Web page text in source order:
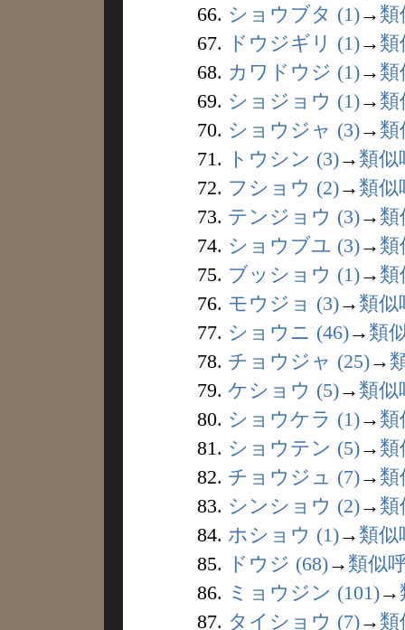
66. ショウブタ (1)→ 類
67.
ドウジギリ (1)→ 類
68. カワドウジ (1)→ 類
69. ショジョウ (1)→ 類
70. ショウジャ (3)→ 類
71.
トウシン (3)→ 類似
72. フショウ (2)→ 類似
73. テンジョウ (3)→ 類
74. ショウブユ (3)→ 類
75. ブッショウ (1)→ 類
76. モウジョ (3)→ 類似
77. ショウニ (46)→ 類
78. チョウジャ (25)→
79. ケショウ (5)→ 類似
80. ショウケラ (1)→ 類
81. ショウテン (5)→ 類
82. チョウジュ (7)→ 類
83. シンショウ (2)→ 類
84. ホショウ (1)→ 類似
85.
ドウジ (68)→ 類似
86. ミョウジン (101)→
87. タイショウ (7)→ 類